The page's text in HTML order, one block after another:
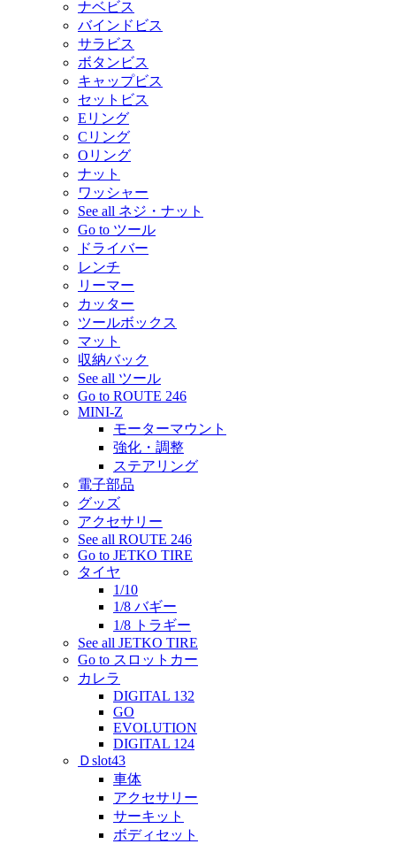
ナベビス
バインドビス
サラビス
ボタンビス
キャップビス
セットビス
Eリング
Cリング
Oリング
ナット
ワッシャー
See all ネジ・ナット
Go to ツール
ドライバー
レンチ
リーマー
カッター
ツールボックス
マット
収納バック
See all ツール
Go to ROUTE 246
MINI-Z
モーターマウント
強化・調整
ステアリング
電子部品
グッズ
アクセサリー
See all ROUTE 246
Go to JETKO TIRE
タイヤ
1/10
1/8 バギー
1/8 トラギー
See all JETKO TIRE
Go to スロットカー
カレラ
DIGITAL 132
GO
EVOLUTION
DIGITAL 124
Ｄslot43
車体
アクセサリー
サーキット
ボディセット